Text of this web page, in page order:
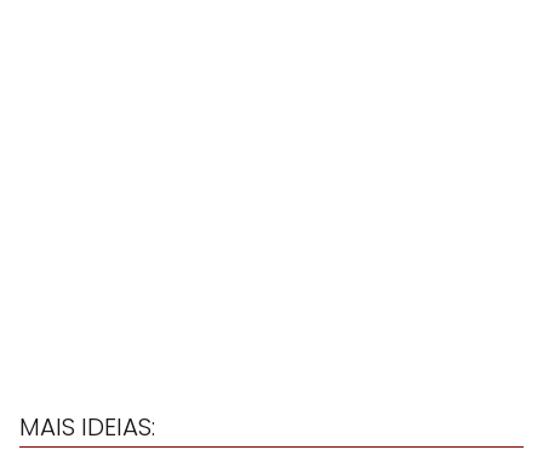
MAIS IDEIAS: